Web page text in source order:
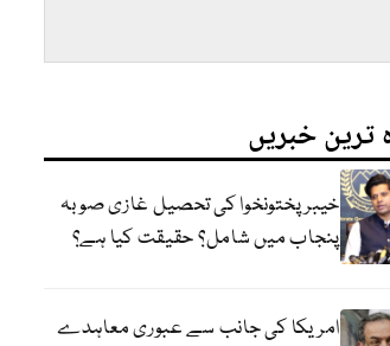
ترین خبریں
خیبر پختونخوا کی تحصیل غازی صوبہ
پنجاب میں شامل؟ حقیقت کیا ہے؟
امریکا کی جانب سے عبوری معاہدے